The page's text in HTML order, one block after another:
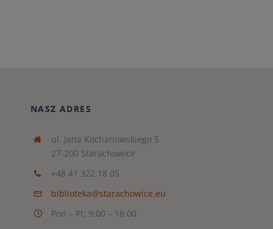
NASZ ADRES
ul. Jana Kochanowskiego 5
27-200 Starachowice
+48 41 322 18 05
biblioteka@starachowice.eu
Pon – Pt: 9:00 – 18:00